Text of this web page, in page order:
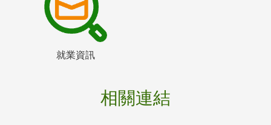
就業資訊
相關連結